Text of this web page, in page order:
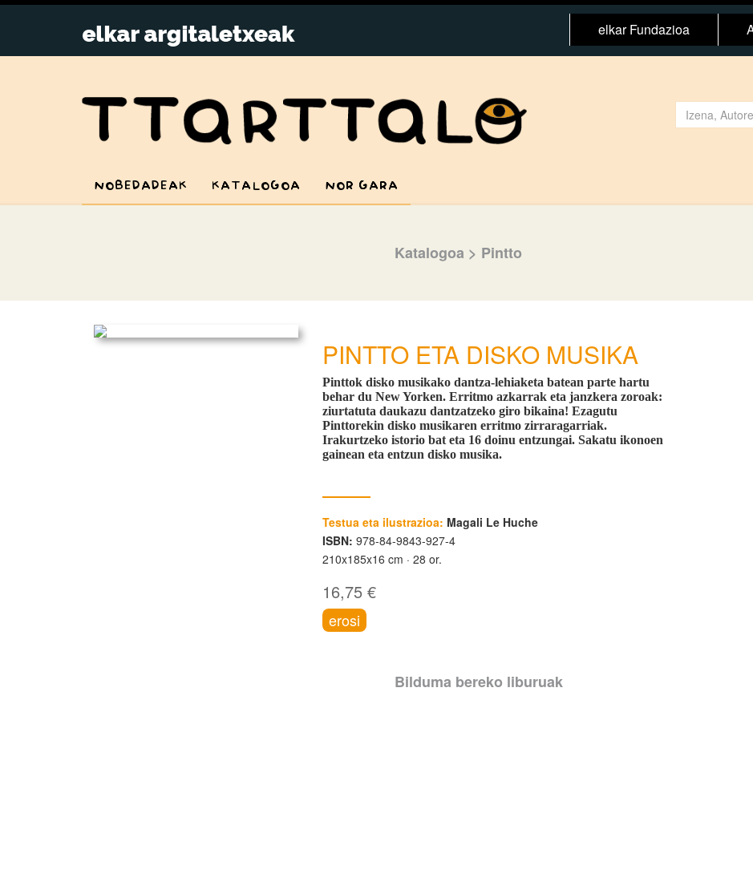
elkar Fundazioa
NOBEDADEAK KATALOGOA NOR GARA
Katalogoa > Pintto
PINTTO ETA DISKO MUSIKA
Pinttok disko musikako dantza-lehiaketa batean parte hartu
behar du New Yorken. Erritmo azkarrak eta janzkera zoroak:
ziurtatuta daukazu dantzatzeko giro bikaina! Ezagutu
Pinttorekin disko musikaren erritmo zirraragarriak.
Irakurtzeko istorio bat eta 16 doinu entzungai. Sakatu ikonoen
gainean eta entzun disko musika.
Testua eta ilustrazioa: Magali Le Huche
ISBN: 978-84-9843-927-4
210x185x16 cm
28 or.
16,75 €
erosi
Bilduma bereko liburuak